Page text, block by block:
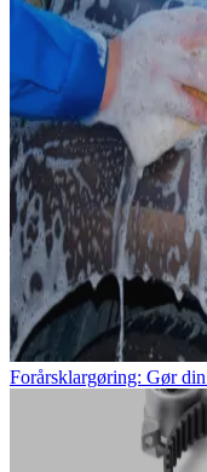
Forårsklargøring: Gør